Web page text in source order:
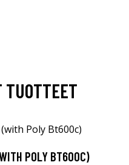
TUOTTEET
POLY BT600C)